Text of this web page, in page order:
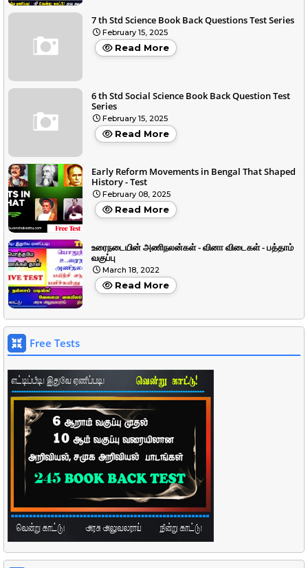
7 th Std Science Book Back Questions Test Series
February 15, 2025
Read More
6 th Std Social Science Book Back Question Test
Series
February 15, 2025
Read More
Early Reform Movements in Bengal That Shaped
History - Test
February 08, 2025
Read More
உரைநடையின் அணிநலன்கள் - வினா விடைகள் - பத்தாம்
வகுப்பு
March 18, 2022
Read More
Free Tests